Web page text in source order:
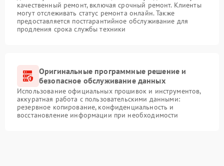
качественный ремонт, включая срочный ремонт. Клиенты
могут отслеживать статус ремонта онлайн. Также
предоставляется постгарантийное обслуживание для
продления срока службы техники
Оригинальные программные решение и
безопасное обслуживание данных
Использование официальных прошивок и инструментов,
аккуратная работа с пользовательскими данными:
резервное копирование, конфиденциальность и
восстановление информации при необходимости